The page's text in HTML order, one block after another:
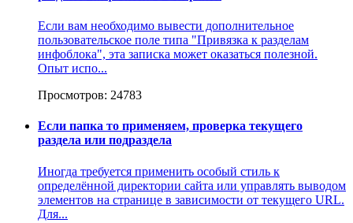
Если вам необходимо вывести дополнительное
пользовательское поле типа "Привязка к разделам
инфоблока", эта записка может оказаться полезной.
Опыт испо...
Просмотров: 24783
Если папка то применяем, проверка текущего
раздела или подраздела
Иногда требуется применить особый стиль к
определённой директории сайта или управлять выводом
элементов на странице в зависимости от текущего URL.
Для...